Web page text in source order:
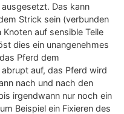
Das kann
Strick sein (verbunden
auf sensible Teile
dies ein unangenehmes
Pferd dem
auf, das Pferd wird
nach und nach den
irgendwann nur noch ein
Beispiel ein Fixieren des